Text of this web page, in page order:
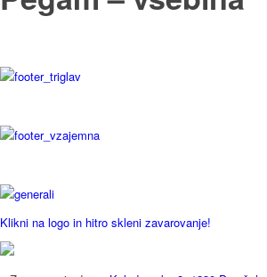
Klikni na logo in hitro skleni zavarovanje!